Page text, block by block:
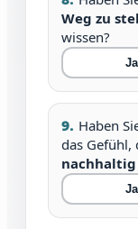
Weg zu
wissen?
Ja
9. Haben
das Gefühl,
Ja